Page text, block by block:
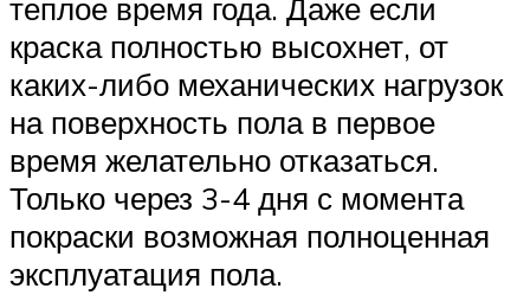
теплое время года. Даже если
краска полностью высохнет, от
каких-либо механических нагрузок
на поверхность пола в первое
время желательно отказаться.
Только через 3-4 дня с момента
покраски возможная полноценная
эксплуатация пола.